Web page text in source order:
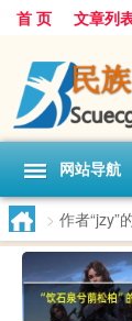
首 页 文章列
网站导航
> 作者“jzy”